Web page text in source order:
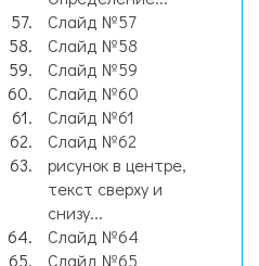
Слайд №57
Слайд №58
Слайд №59
Слайд №60
Слайд №61
Слайд №62
рисунок в центре,
текст сверху и
снизу...
Слайд №64
Слайд №65